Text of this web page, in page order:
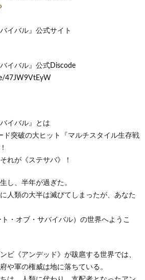
イバル』公式サイト
イバル』公式Discode
47JW9VtEyW
イバル』とは
ド突破の大ヒット『マルチスタイル生存戦
れが《ステサバ》！
し、半年が過ぎた。
人類の大半は滅びてしまったが、あなた
・オブ・サバイバル）の世界へようこ
ビ《アンデッド》が跋扈する世界では、
や軍の権威は地に落ちている。